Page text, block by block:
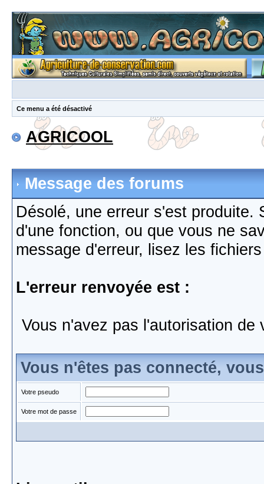
Ce menu a été désactivé
AGRICOOL
Message des forums
Désolé, une erreur s'est produite.
d'une fonction, ou que vous ne
message d'erreur, lisez les
L'erreur renvoyée est :
Vous n'avez pas l'autorisation de
Vous n'êtes pas connecté,
Votre pseudo
Votre mot de passe